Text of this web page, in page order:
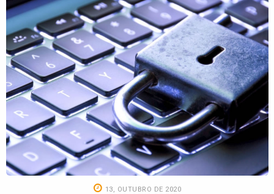
13, OUTUBRO DE 2020